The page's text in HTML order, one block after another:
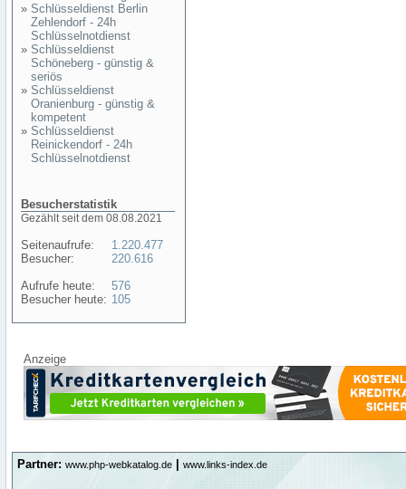
» Schlüsseldienst Berlin
Zehlendorf - 24h
Schlüsselnotdienst
» Schlüsseldienst
Schöneberg - günstig &
seriös
» Schlüsseldienst
Oranienburg - günstig &
kompetent
» Schlüsseldienst
Reinickendorf - 24h
Schlüsselnotdienst
Besucherstatistik
Gezählt seit dem 08.08.2021
Seitenaufrufe:
Besucher:
Aufrufe heute:
Besucher heute:
1.220.477
220.616
576
105
Anzeige
Partner: www.php-webkatalog.de www.links-index.de